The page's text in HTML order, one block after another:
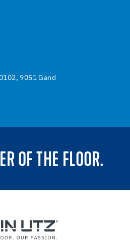
9051 Gand
OF THE FLOOR.